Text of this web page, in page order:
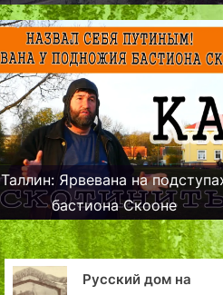
Таллин: Ярвевана на
бастиона Скооне
Русский дом на